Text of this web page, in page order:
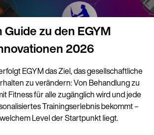
Guide zu den EGYM
2026
EGYM das Ziel, das gesellschaftliche
zu verändern: Von Behandlung zu
Fitness für alle zugänglich wird und jede
Trainingserlebnis bekommt –
Level der Startpunkt liegt.